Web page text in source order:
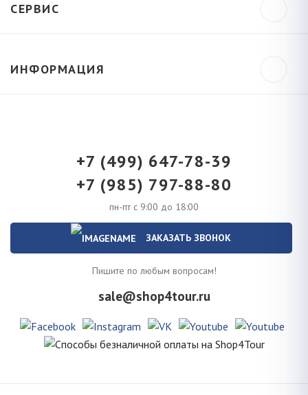
СЕРВИС
ИНФОРМАЦИЯ
+7 (499) 647-78-39
+7 (985) 797-88-80
пн-пт с 9:00 до 18:00
ЗАКАЗАТЬ ЗВОНОК
Пишите по любым вопросам!
sale@shop4tour.ru